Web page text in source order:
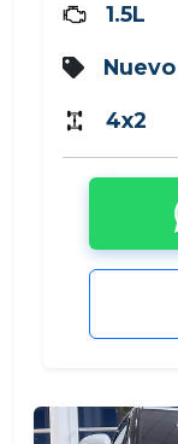
1.5L
Nuevo
4x2